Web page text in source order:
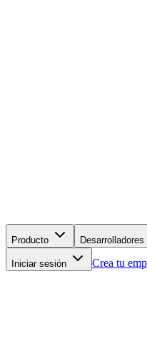
Producto Desarrolladores
Iniciar sesión Crea tu